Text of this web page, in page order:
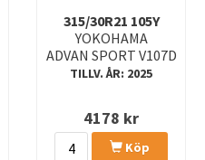
315/30R21 105Y
YOKOHAMA
ADVAN SPORT V107D
TILLV. ÅR: 2025
4178 kr
Köp